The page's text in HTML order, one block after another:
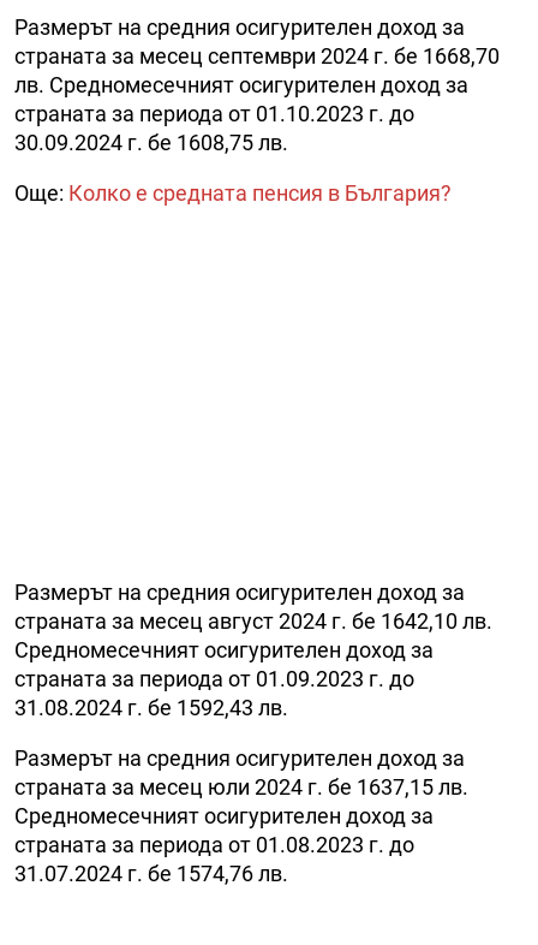
Размерът на средния осигурителен доход за
страната за месец септември 2024 г. бе 1668,70
лв. Средномесечният осигурителен доход за
страната за периода от 01.10.2023 г. до
30.09.2024 г. бе 1608,75 лв.
Още: Колко е средната пенсия в България?
Размерът на средния осигурителен доход за
страната за месец август 2024 г. бе 1642,10 лв.
Средномесечният осигурителен доход за
страната за периода от 01.09.2023 г. до
31.08.2024 г. бе 1592,43 лв.
Размерът на средния осигурителен доход за
страната за месец юли 2024 г. бе 1637,15 лв.
Средномесечният осигурителен доход за
страната за периода от 01.08.2023 г. до
31.07.2024 г. бе 1574,76 лв.